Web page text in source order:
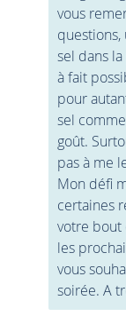
vous
sel dans
à fait
pour
sel
goût.
pas à me
Mon défi
certaines
votre bout
les
vous
soirée. A